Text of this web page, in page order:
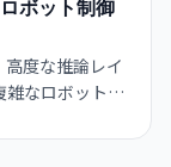
ボット制御
度な推論レイ
なロボット制